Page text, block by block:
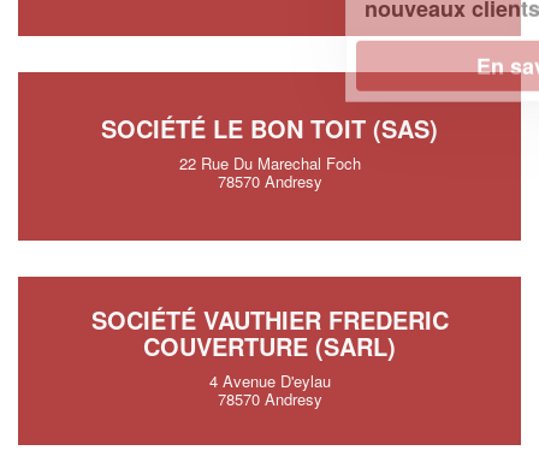
SOCIÉTÉ LE BON TOIT (SAS)
22 Rue Du Marechal Foch
78570 Andresy
SOCIÉTÉ VAUTHIER FREDERIC
COUVERTURE (SARL)
4 Avenue D'eylau
78570 Andresy
En savoir plus